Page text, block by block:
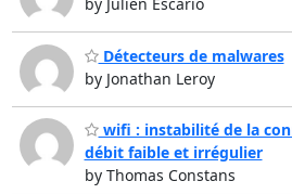
by Julien Escario
Détecteurs de malwares
by Jonathan Leroy
wifi : instabilité de la
débit faible et irrégulier
by Thomas Constans